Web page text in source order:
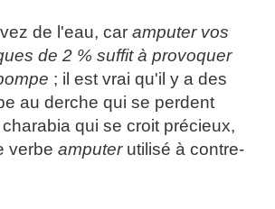
de l'eau, car amputer vos
de 2 % suffit à provoquer
; il est vrai qu'il y a des
au derche qui se perdent
qui se croit précieux,
verbe amputerutilisé à contre-